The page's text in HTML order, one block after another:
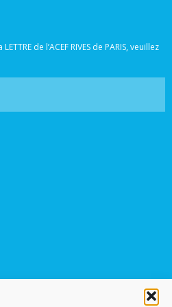
de l’ACEF RIVES de PARIS, veuillez